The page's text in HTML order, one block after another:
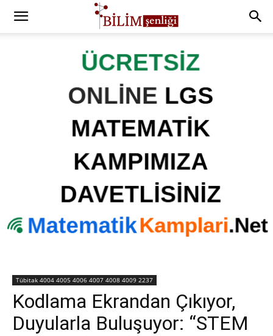
Tübitak 4004 4005 4006 4007 4008 4009 2237
Kodlama Ekrandan Çıkıyor,
Duyularla Buluşuyor: “STEM